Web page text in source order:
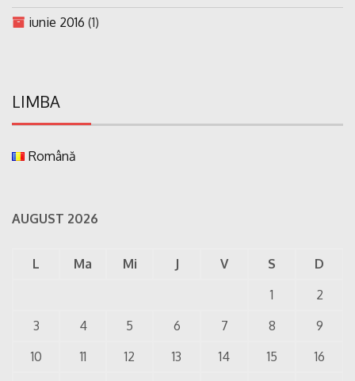
iunie 2016 (1)
LIMBA
Română
AUGUST 2026
L Ma Mi J V S
D
1
2
3
4 5 6 7 8
9
10
11 12 13 14 15
16